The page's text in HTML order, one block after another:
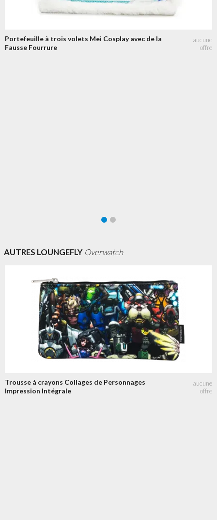
Portefeuille à trois volets Mei Cosplay avec de la
Fausse Fourrure
AUTRES LOUNGEFLY Overwatch
Trousse à crayons Collages de Personnages
Impression Intégrale